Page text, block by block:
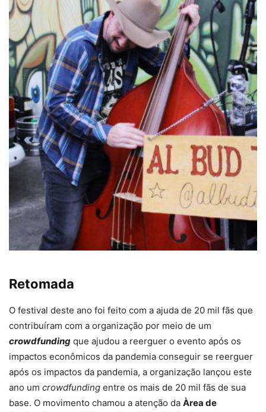
Retomada
O festival deste ano foi feito com a ajuda de 20 mil fãs que
contribuíram com a organização por meio de um
crowdfunding que ajudou a reerguer o evento após os
impactos econômicos da pandemia conseguir se reerguer
após os impactos da pandemia, a organização lançou este
ano um crowdfunding entre os mais de 20 mil fãs de sua
base. O movimento chamou a atenção da Àrea de